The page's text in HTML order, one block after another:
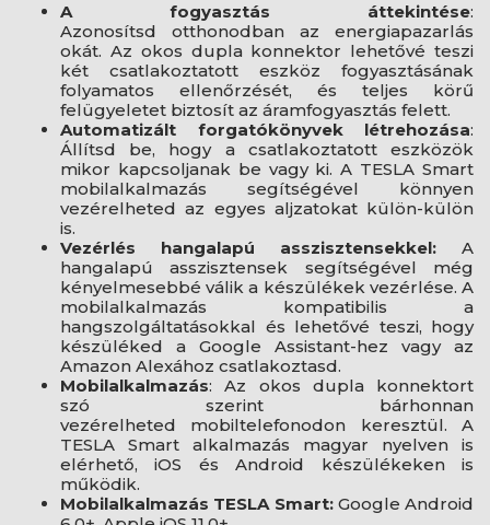
A fogyasztás áttekintése:
Azonosítsd otthonodban az energiapazarlás
okát. Az okos dupla konnektor lehetővé teszi
két csatlakoztatott eszköz fogyasztásának
folyamatos ellenőrzését, és teljes körű
felügyeletet biztosít az áramfogyasztás felett.
Automatizált forgatókönyvek létrehozása:
Állítsd be, hogy a csatlakoztatott eszközök
mikor kapcsoljanak be vagy ki. A TESLA Smart
mobilalkalmazás segítségével könnyen
vezérelheted az egyes aljzatokat külön-külön
is.
Vezérlés hangalapú asszisztensekkel: A
hangalapú asszisztensek segítségével még
kényelmesebbé válik a készülékek vezérlése. A
mobilalkalmazás kompatibilis a
hangszolgáltatásokkal és lehetővé teszi, hogy
készüléked a Google Assistant-hez vagy az
Amazon Alexához csatlakoztasd.
Mobilalkalmazás: Az okos dupla konnektort
szó szerint bárhonnan
vezérelheted mobiltelefonodon keresztül. A
TESLA Smart alkalmazás magyar nyelven is
elérhető, iOS és Android készülékeken is
működik.
Mobilalkalmazás TESLA Smart:Google Android